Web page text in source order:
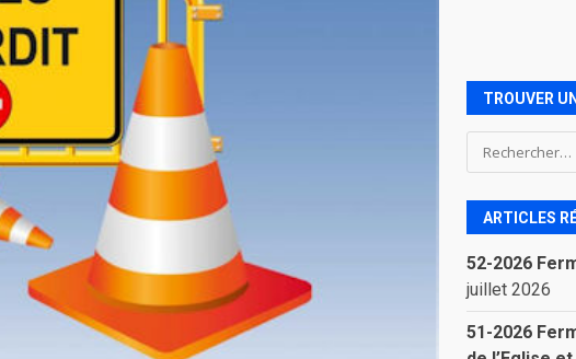
TROUVER
Rechercher :
ARTICLES
52-2026
juillet 2026
51-2026